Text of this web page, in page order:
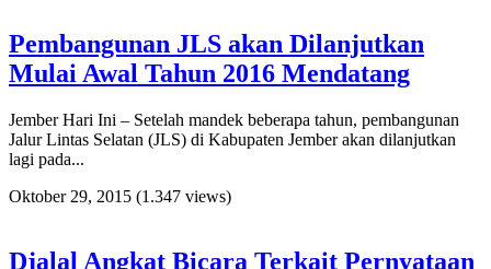
Pembangunan JLS akan Dilanjutkan
Mulai Awal Tahun 2016 Mendatang
Jember Hari Ini – Setelah mandek beberapa tahun, pembangunan
Jalur Lintas Selatan (JLS) di Kabupaten Jember akan dilanjutkan
lagi pada...
Oktober 29, 2015 (1.347 views)
Djalal Angkat Bicara Terkait Pernyataan